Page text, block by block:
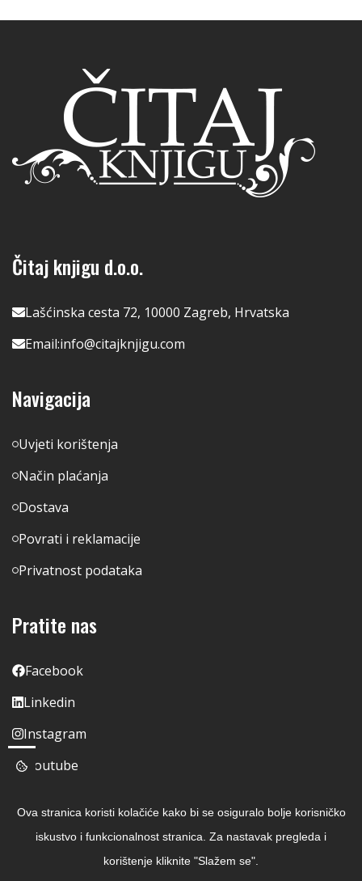
Čitaj knjigu d.o.o.
Lašćinska cesta 72, 10000 Zagreb, Hrvatska
Email:info@citajknjigu.com
Navigacija
Uvjeti korištenja
Način plaćanja
Dostava
Povrati i reklamacije
Privatnost podataka
Pratite nas
Facebook
Linkedin
Instagram
Youtube
Ova stranica koristi kolačiće kako bi se osiguralo bolje korisničko
iskustvo i funkcionalnost stranica. Za nastavak pregleda i
korištenje kliknite "Slažem se".